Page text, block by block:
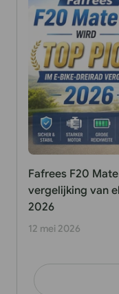
Fafrees F20
vergelijking van
2026
12 mei 2026